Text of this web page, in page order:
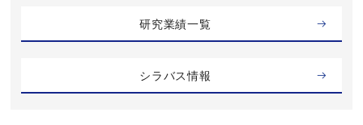
研究業績一覧
シラバス情報